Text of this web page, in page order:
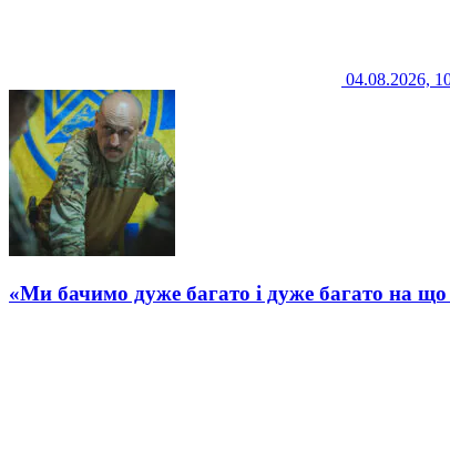
04.08.2026,
«Ми бачимо дуже багато і дуже багато на